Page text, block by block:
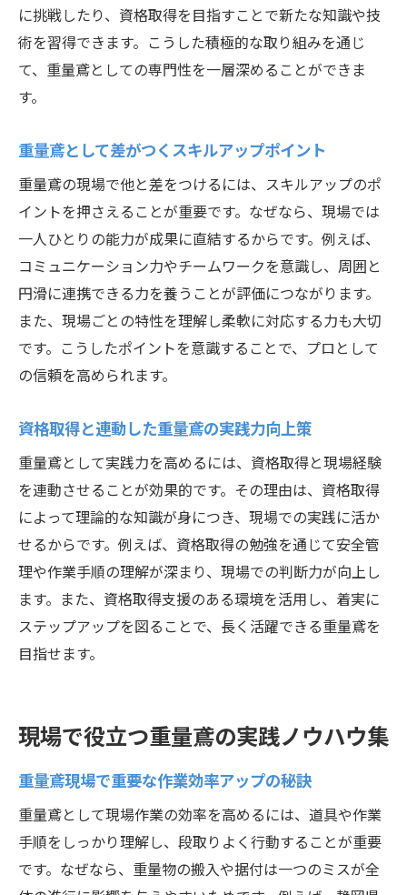
に挑戦したり、資格取得を目指すことで新たな知識や技
術を習得できます。こうした積極的な取り組みを通じ
て、重量鳶としての専門性を一層深めることができま
す。
重量鳶として差がつくスキルアップポイント
重量鳶の現場で他と差をつけるには、スキルアップのポ
イントを押さえることが重要です。なぜなら、現場では
一人ひとりの能力が成果に直結するからです。例えば、
コミュニケーション力やチームワークを意識し、周囲と
円滑に連携できる力を養うことが評価につながります。
また、現場ごとの特性を理解し柔軟に対応する力も大切
です。こうしたポイントを意識することで、プロとして
の信頼を高められます。
資格取得と連動した重量鳶の実践力向上策
重量鳶として実践力を高めるには、資格取得と現場経験
を連動させることが効果的です。その理由は、資格取得
によって理論的な知識が身につき、現場での実践に活か
せるからです。例えば、資格取得の勉強を通じて安全管
理や作業手順の理解が深まり、現場での判断力が向上し
ます。また、資格取得支援のある環境を活用し、着実に
ステップアップを図ることで、長く活躍できる重量鳶を
目指せます。
現場で役立つ重量鳶の実践ノウハウ集
重量鳶現場で重要な作業効率アップの秘訣
重量鳶として現場作業の効率を高めるには、道具や作業
手順をしっかり理解し、段取りよく行動することが重要
です。なぜなら、重量物の搬入や据付は一つのミスが全